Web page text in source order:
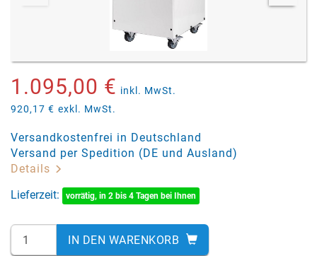
1.095,00 € inkl. MwSt.
920,17 € exkl. MwSt.
Versandkostenfrei in Deutschland
Versand per Spedition (DE und Ausland)
Details
Lieferzeit:
vorrätig, in 2 bis 4 Tagen bei Ihnen
IN DEN WARENKORB